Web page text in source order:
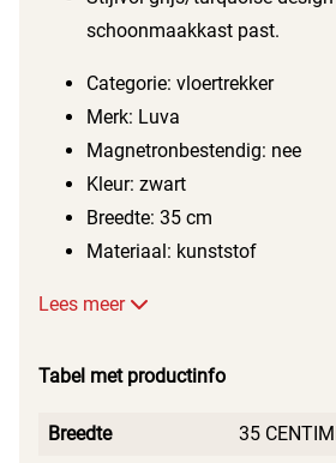
schoonmaakkast past.
Categorie: vloertrekker
Merk: Luva
Magnetronbestendig: nee
Kleur: zwart
Breedte: 35 cm
Materiaal: kunststof
Lees meer
Tabel met productinfo
Breedte
35